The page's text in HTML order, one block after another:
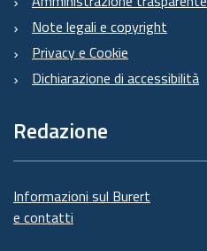
Note legali e copyright
Privacy e Cookie
Dichiarazione di accessibilità
Redazione
Informazioni sul Burert
e contatti